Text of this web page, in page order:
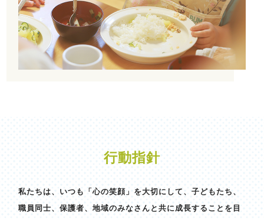
行動指針
私たちは、いつも「心の笑顔」を大切にして、子どもたち、
職員同士、保護者、地域のみなさんと共に成長することを目